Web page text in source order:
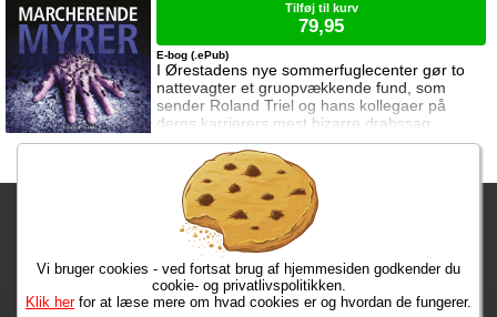
I Ørestadens nye sommerfuglecenter gør to
nattevagter et gruopvækkende fund, som
sender Roland Triel og hans kollegaer på
deres karrierers mest bizarre drabssag.
Eneste spor er en tatovering på offeret. I sin
fritid jagter Triel og hans nye ven, journalisten
Thor Brandt, den psykotiske morder og
brandstifter, som tidligere har forsøgt at dræbe
Triels kæreste, Astrid Månsson. Inge Renee
Janné har været forsvundet i månedsvis, men
E-bog (.ePub)
Tilføj til kurv
79,95
Fragtgebyret er DKK 59,95 • Fragtgebyret bortfalder ved køb over
DKK 299,00
Bestiller du i dag, har du dine varer på tirsdag!
Max 50 kr. Bøger til en 🐕
Vi bruger cookies - ved fortsat brug af hjemmesiden godkender du
cookie- og privatlivspolitikken.
Klik herfor at læse mere om hvad cookies er og hvordan de fungerer.